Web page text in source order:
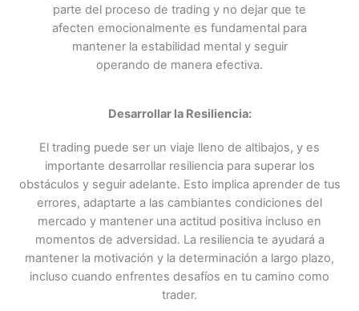
parte del proceso de trading y no dejar que te
afecten emocionalmente es fundamental para
mantener la estabilidad mental y seguir
operando de manera efectiva.
Desarrollar la Resiliencia:
El trading puede ser un viaje lleno de altibajos, y es
importante desarrollar resiliencia para superar los
obstáculos y seguir adelante. Esto implica aprender de tus
errores, adaptarte a las cambiantes condiciones del
mercado y mantener una actitud positiva incluso en
momentos de adversidad. La resiliencia te ayudará a
mantener la motivación y la determinación a largo plazo,
incluso cuando enfrentes desafíos en tu camino como
trader.